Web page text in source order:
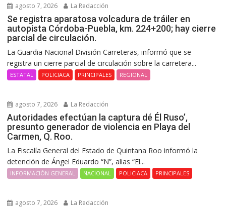
agosto 7, 2026 La Redacción
Se registra aparatosa volcadura de tráiler en
autopista Córdoba-Puebla, km. 224+200; hay cierre
parcial de circulación.
La Guardia Nacional División Carreteras, informó que se
registra un cierre parcial de circulación sobre la carretera...
ESTATAL POLICIACA PRINCIPALES REGIONAL
agosto 7, 2026 La Redacción
Autoridades efectúan la captura dé Él Ruso’,
presunto generador de violencia en Playa del
Carmen, Q. Roo.
La Fiscalía General del Estado de Quintana Roo informó la
detención de Ángel Eduardo “N”, alias “El...
INFORMACIÓN GENERAL NACIONAL POLICIACA PRINCIPALES
agosto 7, 2026 La Redacción